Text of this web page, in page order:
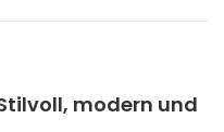
modern und